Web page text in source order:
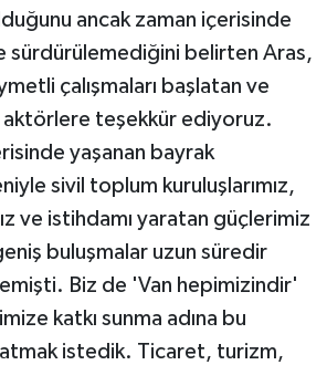
ancak zaman içerisinde
sürdürülemediğini belirten Aras,
çalışmaları başlatan ve
teşekkür ediyoruz.
yaşanan bayrak
sivil toplum kuruluşlarımız,
ve istihdamı yaratan güçlerimiz
buluşmalar uzun süredir
Biz de 'Van hepimizindir'
katkı sunma adına bu
atmak istedik. Ticaret, turizm,